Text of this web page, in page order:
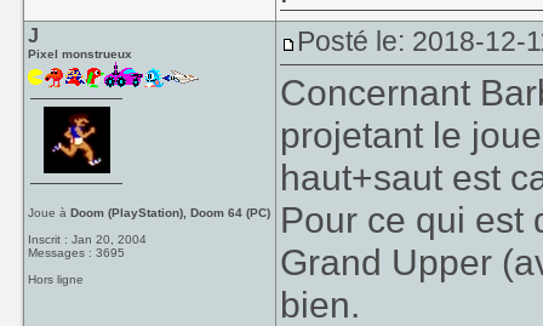
J
Pixel monstrueux
Joue àDoom (PlayStation), Doom 64 (PC)
Inscrit : Jan 20, 2004
Messages : 3695
Hors ligne
Posté le: 2018-12-
Concernant
projetant le
haut+saut est
Pour ce qui est
Grand Upper
bien.